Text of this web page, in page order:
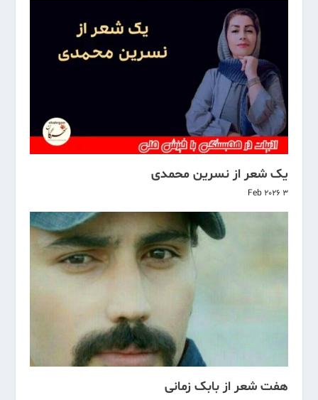
یک شعر از نسرین محمدی
3 Feb 2026
هفت شعر از بابک زمانی